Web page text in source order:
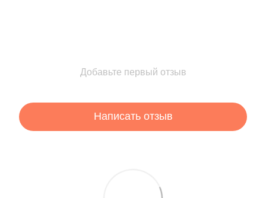
Добавьте первый отзыв
Написать отзыв